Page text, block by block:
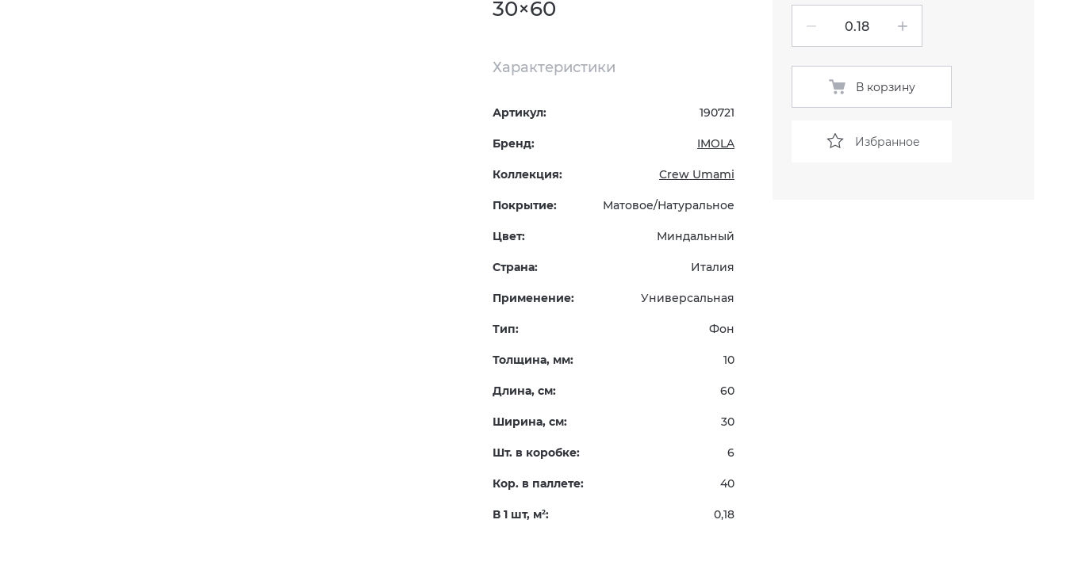
30×60
Характеристики
Артикул: 190721
Бренд: IMOLA
Коллекция: Crew Umami
Покрытие: Матовое/Натуральное
Цвет: Миндальный
Страна: Италия
Применение: Универсальная
Тип: Фон
Толщина, мм: 10
Длина, см: 60
Ширина, см: 30
Шт. в коробке: 6
Кор. в паллете: 40
В 1 шт, м2: 0,18
В корзину
Избранное